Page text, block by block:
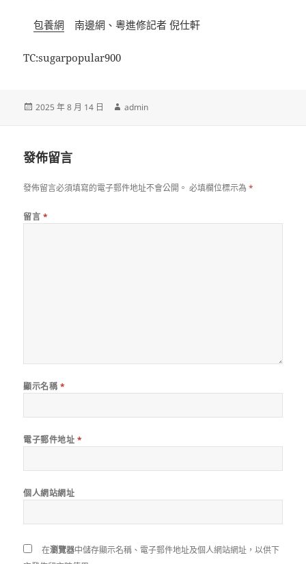
包養網 南邊網、粵進修記者 倪仕軒
TC:sugarpopular900
發
2025 年 8 月 14 日
作
admin
發佈留言
發佈留言必須填寫的電子郵件地址不會公開。 必填欄位標示為*
留言 *
顯示名稱 *
電子郵件地址 *
個人網站網址
在瀏覽器中儲存顯示名稱、電子郵件地址及個人網站網址，以供下